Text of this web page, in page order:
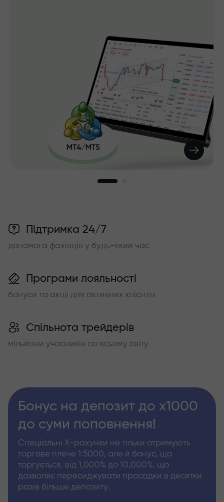
Підтримка 24/7
допомога фахівців у будь-який час
Програми лояльності
бонуси та акції для активних клієнтів
Спільнота трейдерів
мільйони учасників по всьому світу
Бонус на депозит до х1000
до суми поповнення!
Спеціальні Х-рахунки не тільки отримують
торгове плече 1:5000, але й бонус, що
торгується, від 1,000% до 10,000%, що
дозволяє пересиджувати просадки в десятки
разів більше депозиту.